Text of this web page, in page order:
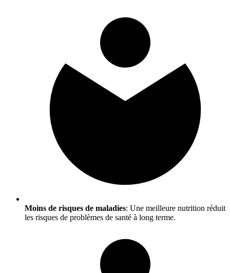
Moins de risques de maladies: Une meilleure nutrition réduit
les risques de problèmes de santé à long terme.